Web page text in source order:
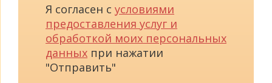
Я согласен с условиями
предоставления услуг и
обработкой моих персональных
данных при нажатии
"Отправить"